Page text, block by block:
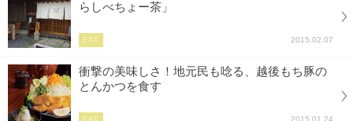
らしべちょー茶」
EAT 2015.02.07
衝撃の美味しさ！地元民も唸る、越後もち豚の
とんかつを食す
EAT 2015.01.24